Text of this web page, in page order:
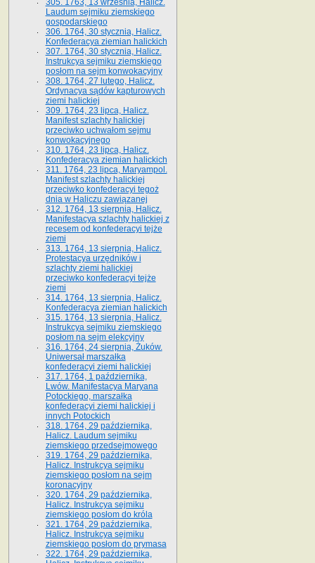
305. 1763, 13 września, Halicz.
Laudum sejmiku ziemskiego
gospodarskiego
306. 1764, 30 stycznia, Halicz.
Konfederacya ziemian halickich
307. 1764, 30 stycznia, Halicz.
Instrukcya sejmiku ziemskiego
posłom na sejm konwokacyjny
308. 1764, 27 lutego, Halicz.
Ordynacya sądów kapturowych
ziemi halickiej
309. 1764, 23 lipca, Halicz.
Manifest szlachty halickiej
przeciwko uchwałom sejmu
konwokacyjnego
310. 1764, 23 lipca, Halicz.
Konfederacya ziemian halickich
311. 1764, 23 lipca, Maryampol.
Manifest szlachty halickiej
przeciwko konfederacyi tegoż
dnia w Haliczu zawiązanej
312. 1764, 13 sierpnia, Halicz.
Manifestacya szlachty halickiej z
recesem od konfederacyi tejże
ziemi
313. 1764, 13 sierpnia, Halicz.
Protestacya urzędników i
szlachty ziemi halickiej
przeciwko konfederacyi tejże
ziemi
314. 1764, 13 sierpnia, Halicz.
Konfederacya ziemian halickich
315. 1764, 13 sierpnia, Halicz.
Instrukcya sejmiku ziemskiego
posłom na sejm elekcyjny
316. 1764, 24 sierpnia, Żuków.
Uniwersał marszałka
konfederacyi ziemi halickiej
317. 1764, 1 października,
Lwów. Manifestacya Maryana
Potockiego, marszałka
konfederacyi ziemi halickiej i
innych Potockich
318. 1764, 29 października,
Halicz. Laudum sejmiku
ziemskiego przedsejmowego
319. 1764, 29 października,
Halicz. Instrukcya sejmiku
ziemskiego posłom na sejm
koronacyjny
320. 1764, 29 października,
Halicz. Instrukcya sejmiku
ziemskiego posłom do króla
321. 1764, 29 października,
Halicz. Instrukcya sejmiku
ziemskiego posłom do prymasa
322. 1764, 29 października,